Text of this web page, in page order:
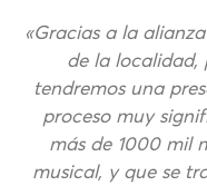
«Gracias a la
de la localidad,
tendremos una
proceso muy
más de 1000 mil
musical, y que se